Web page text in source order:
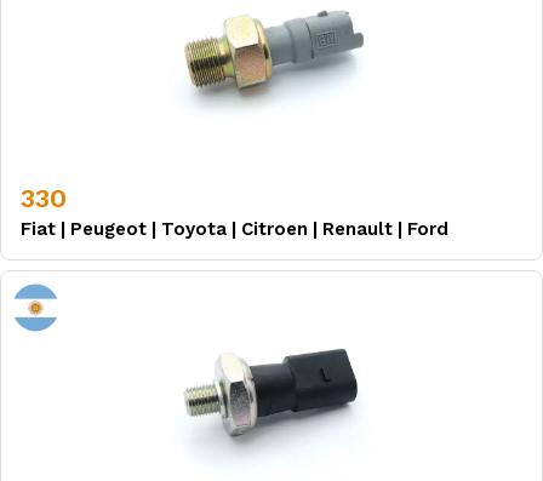
330
Fiat | Peugeot | Toyota | Citroen | Renault | Ford